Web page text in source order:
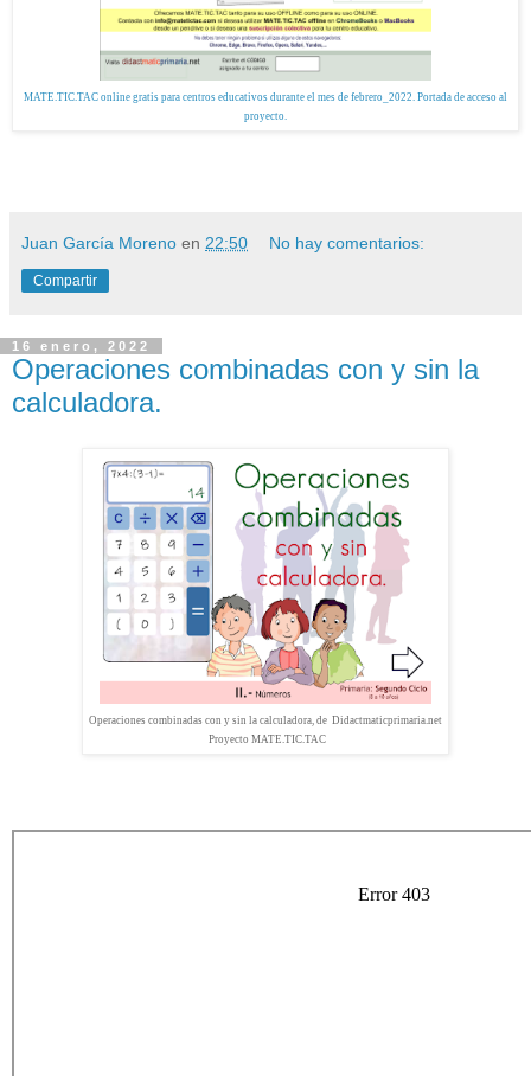
MATE.TIC.TAC online gratis para centros educativos durante el mes de febrero_2022. Portada de acceso al
proyecto.
Juan García Moreno en 22:50 No hay comentarios:
Compartir
16 enero, 2022
Operaciones combinadas con y sin la
calculadora.
Operaciones combinadas con y sin la calculadora, de Didactmaticprimaria.net
Proyecto MATE.TIC.TAC